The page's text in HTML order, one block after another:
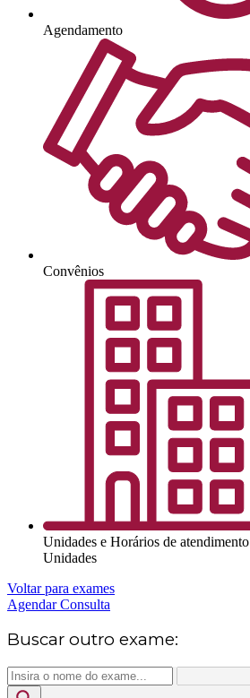
Agendamento
Convênios
Unidades e Horários de atendimento
Unidades
Voltar para exames
Agendar Consulta
Buscar outro exame: